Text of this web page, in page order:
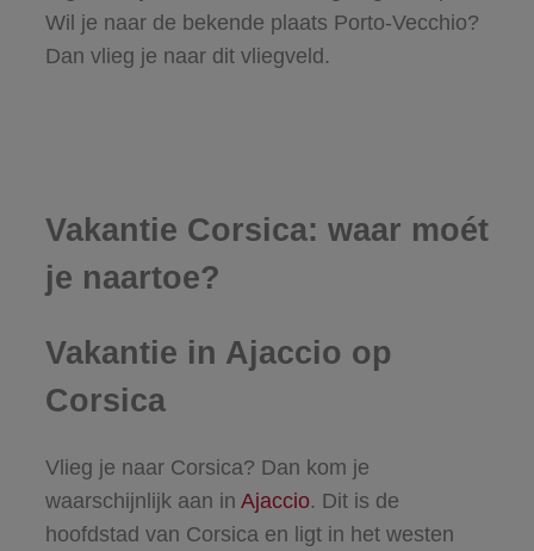
Wil je naar de bekende plaats Porto-Vecchio?
Dan vlieg je naar dit vliegveld.
Vakantie Corsica: waar moét
je naartoe?
Vakantie in Ajaccio op
Corsica
Vlieg je naar Corsica? Dan kom je
waarschijnlijk aan in Ajaccio. Dit is de
hoofdstad van Corsica en ligt in het westen